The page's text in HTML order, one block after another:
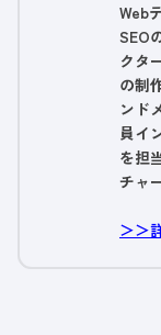
Web
SEO
クタ
の制
ンド
員イ
を担
チャ
＞＞